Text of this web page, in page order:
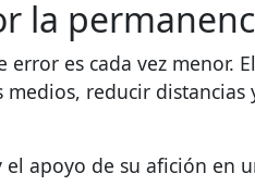
la
es cada vez menor.
reducir
apoyo de su afición en